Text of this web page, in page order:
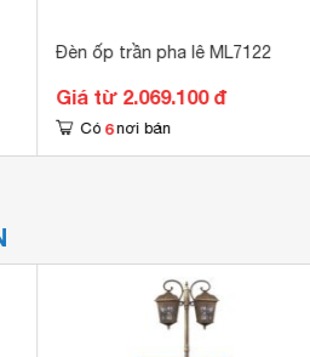
Đèn ốp trần pha lê ML7122
Giá từ 2.069.100 đ
Có 6 nơi bán